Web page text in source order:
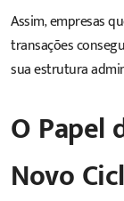
Assim, empresas
transações
sua estrutura
O Papel
Novo